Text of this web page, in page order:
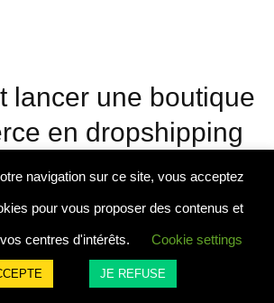
lancer une boutique
en dropshipping
beaucoup d'autres guides, je ne vais
rêve et vous dire que vous
€ de CA par mois après 3 mois.
navigation sur ce site, vous acceptez
pour vous proposer des contenus et
centres d'intérêts. Cookie settings
JE REFUSE